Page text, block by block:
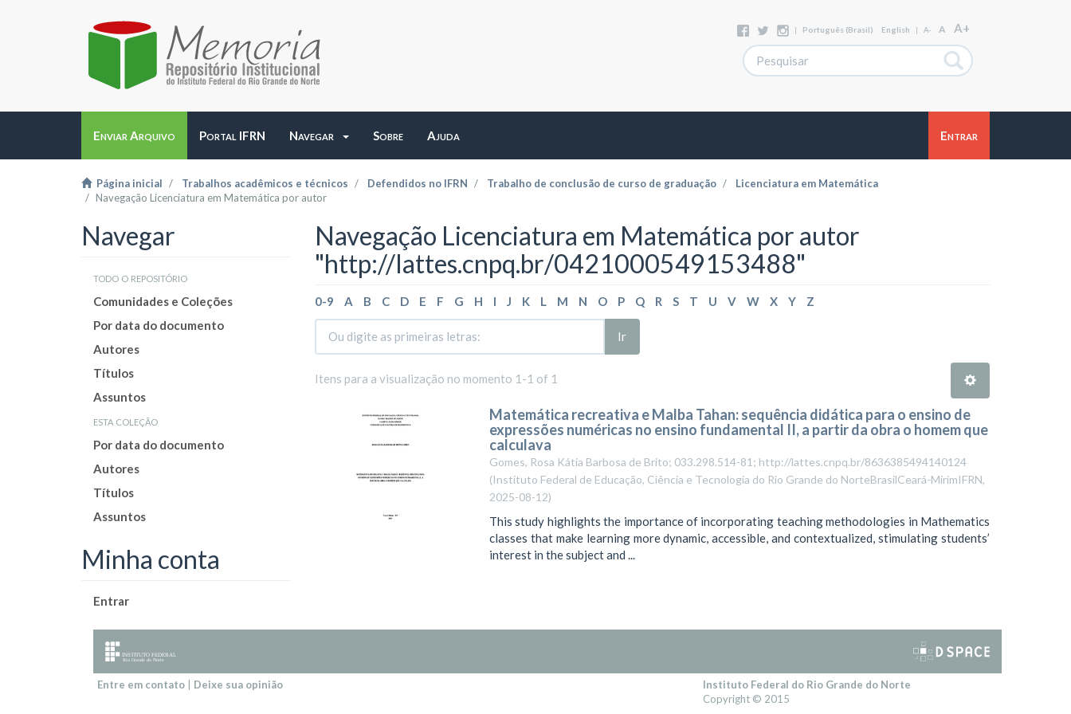
| Português (Brasil) English | A- A A+
Enviar Arquivo Portal IFRN Navegar Sobre Ajuda Entrar
Página inicial Trabalhos acadêmicos e técnicos Defendidos no IFRN Trabalho de conclusão de curso de graduação
Licenciatura em Matemática
Navegação Licenciatura em Matemática por autor
Navegar
todo o repositório
Comunidades e Coleções
Por data do documento
Autores
Títulos
Assuntos
esta coleção
Por data do documento
Autores
Títulos
Assuntos
Minha conta
Entrar
Navegação Licenciatura em Matemática por autor
"http://lattes.cnpq.br/0421000549153488"
0-9 A B C D E F G H I J K L M N O P Q R S T U V W X Y Z
Ir
Itens para a visualização no momento 1-1 of 1
Matemática recreativa e Malba Tahan: sequência didática para o ensino de
expressões numéricas no ensino fundamental II, a partir da obra o homem que
calculava
Gomes, Rosa Kátia Barbosa de Brito; 033.298.514-81; http://lattes.cnpq.br/8636385494140124
(Instituto Federal de Educação, Ciência e Tecnologia do Rio Grande do NorteBrasilCeará-MirimIFRN,
2025-08-12)
This study highlights the importance of incorporating teaching methodologies in Mathematics
classes that make learning more dynamic, accessible, and contextualized, stimulating students’
interest in the subject and ...
Entre em contato Deixe sua opinião
Instituto Federal do Rio Grande do Norte
Copyright © 2015